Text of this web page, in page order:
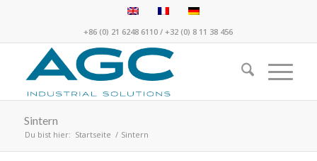
+86 (0) 21 6248 6110 /+32 (0) 8 11 38 456
Sintern
Du bist hier: Startseite / Sintern